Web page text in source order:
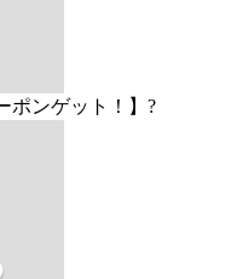
ポンゲット！】?